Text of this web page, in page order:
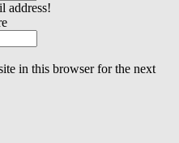
address!
in this browser for the next